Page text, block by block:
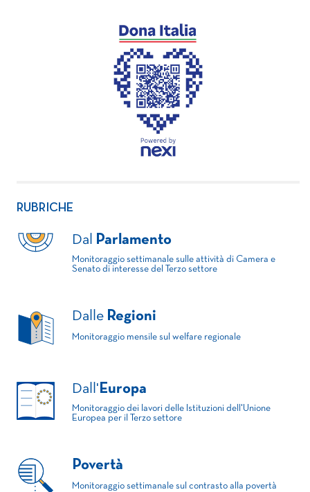
RUBRICHE
Dal Parlamento
Monitoraggio settimanale sulle attività di Camera e
Senato di interesse del Terzo settore
Dalle Regioni
Monitoraggio mensile sul welfare regionale
Dall' Europa
Monitoraggio dei lavori delle Istituzioni dell'Unione
Europea per il Terzo settore
Povertà
Monitoraggio settimanale sul contrasto alla povertà